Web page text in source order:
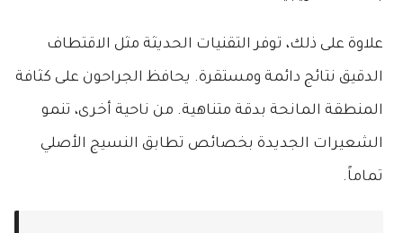
علاوة على ذلك، توفر التقنيات الحديثة مثل الاقتطاف
الدقيق نتائج دائمة ومستقرة. يحافظ الجراحون على كثافة
المنطقة المانحة بدقة متناهية. من ناحية أخرى، تنمو
الشعيرات الجديدة بخصائص تطابق النسيج الأصلي
تماماً.